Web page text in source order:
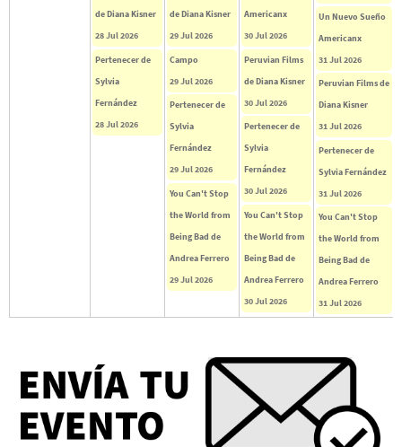
de Diana Kisner
28 Jul 2026
Pertenecer de
Sylvia
Fernández
28 Jul 2026
de Diana Kisner
29 Jul 2026
Campo
29 Jul 2026
Pertenecer de
Sylvia
Fernández
29 Jul 2026
You Can't Stop
the World from
Being Bad de
Andrea Ferrero
29 Jul 2026
Americanx
30 Jul 2026
Peruvian Films
de Diana Kisner
30 Jul 2026
Pertenecer de
Sylvia
Fernández
30 Jul 2026
You Can't Stop
the World from
Being Bad de
Andrea Ferrero
30 Jul 2026
Un Nuevo Sueño
Americanx
31 Jul 2026
Peruvian Films de
Diana Kisner
31 Jul 2026
Pertenecer de
Sylvia Fernández
31 Jul 2026
You Can't Stop
the World from
Being Bad de
Andrea Ferrero
31 Jul 2026